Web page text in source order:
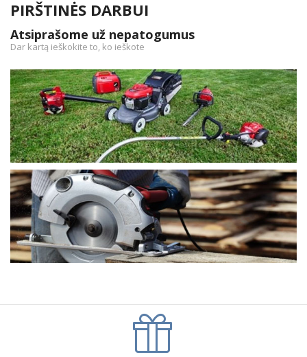
PIRŠTINĖS DARBUI
Atsiprašome už nepatogumus
Dar kartą ieškokite to, ko ieškote